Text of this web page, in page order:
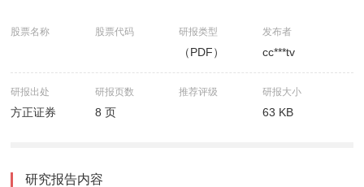
股票名称 股票代码 研报类型
（PDF）
发布者
cc***tv
研报出处
方正证券
研报页数
8 页
推荐评级 研报大小
63 KB
研究报告内容